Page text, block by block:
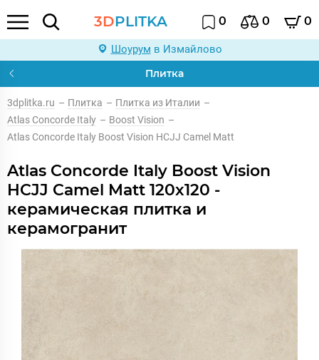
3DPLITKA 0 0 0
Шоурум в Измайлово
Плитка
3dplitka.ru – Плитка – Плитка из Италии –
Atlas Concorde Italy – Boost Vision –
Atlas Concorde Italy Boost Vision HCJJ Camel Matt
Atlas Concorde Italy Boost Vision
HCJJ Camel Matt 120x120 -
керамическая плитка и
керамогранит